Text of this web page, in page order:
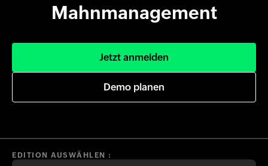
Mahnmanagement
Jetzt anmelden
Demo planen
EDITION AUSWÄHLEN :